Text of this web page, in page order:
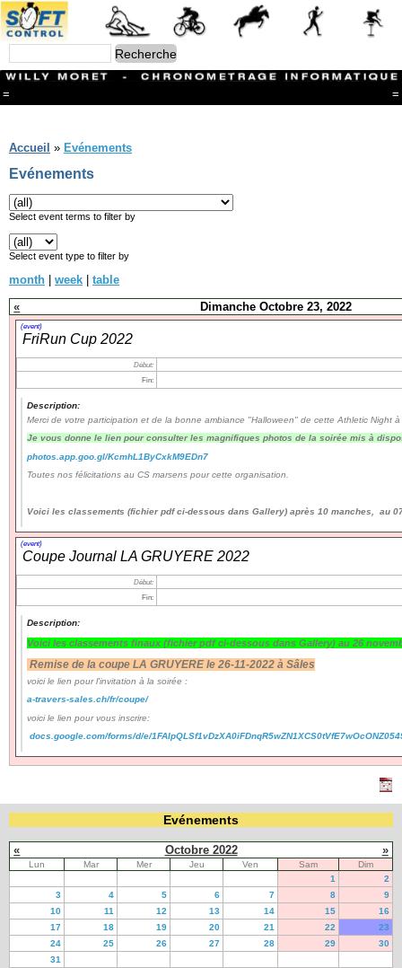
= =
Branches
CONTACT
Ski ALPIN
Triathlon
Ski Nordique
Courses à pieds
Athlétisme
Slalom In-Line
Caisse à savon
Coupe "Journal La Gruyère"
Hippisme
Marche
Archives
Navigation
recherche
site map
Ouverture de session
Créer un nouveau compte
Demander un nouveau mot de passe
Accueil » Evénements
Evénements
Select event terms to filter by
Select event type to filter by
month | week | table
«
Dimanche Octobre 23, 2022
(event)
FriRun Cup 2022
Début:
Fin:
Description:
Merci de votre participation et de la bonne ambiance "Halloween" de cette Athletic Night à
Je vous donne le lien pour consulter les magnifiques photos de la soirée mis à
photos.app.goo.gl/KcmhL1ByCxkM9EDn7
Toutes nos félicitations au CS marsens pour cette organisation.
Voici les classements (fichier pdf ci-dessous dans Gallery) après 10 manches, au
(event)
Coupe Journal LA GRUYERE 2022
Début:
Fin:
Description:
Voici les classements finaux (fichier pdf ci-dessous dans Gallery) au 26
Remise de la coupe LA GRUYERE le 26-11-2022 à Sâles
voici le lien pour l'invitation à la soirée :
a-travers-sales.ch/fr/coupe/
voici le lien pour vous inscrire:
docs.google.com/forms/d/e/
Evénements
« Octobre 2022 »
Lun Mar Mer Jeu Ven Sam
Dim
1
2
3
4 5 6 7 8
9
10
11 12 13 14 15
16
17
18 19 20 21 22
23
24
25 26 27 28 29
30
31